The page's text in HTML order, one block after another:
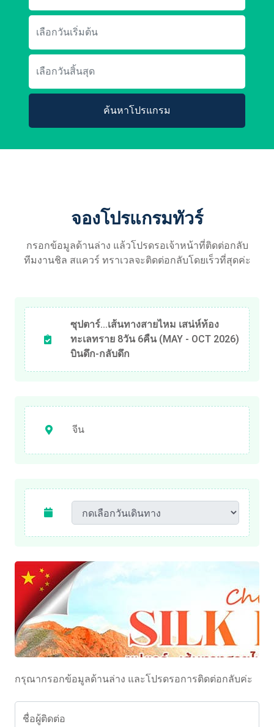
ค้นหาโปรแกรม
จองโปรแกรมทัวร์
กรอกข้อมูลด้านล่าง แล้วโปรดรอเจ้าหน้าที่ติดต่อกลับ
ทีมงานชิล สแควร์ ทราเวลจะติดต่อกลับโดยเร็วที่สุดค่ะ
ซุปตาร์...เส้นทางสายไหม เสน่ห์ท้อง
ทะเลทราย 8วัน 6คืน (MAY - OCT 2026)
บินดึก-กลับดึก
จีน
กรุณากรอกข้อมูลด้านล่าง และโปรดรอการติดต่อกลับค่ะ
ชื่อผู้ติดต่อ